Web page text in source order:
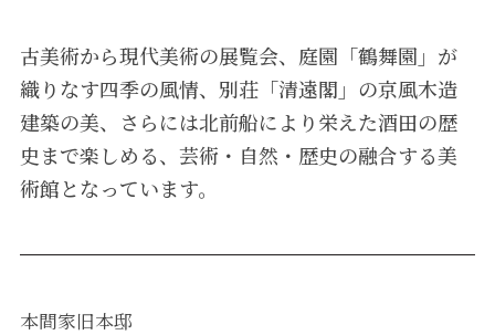
古美術から現代美術の展覧会、庭園「鶴舞園」が
織りなす四季の風情、別荘「清遠閣」の京風木造
建築の美、さらには北前船により栄えた酒田の歴
史まで楽しめる、芸術・自然・歴史の融合する美
術館となっています。
本間家旧本邸